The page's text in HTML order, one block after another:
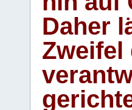
Daher
Zweifel